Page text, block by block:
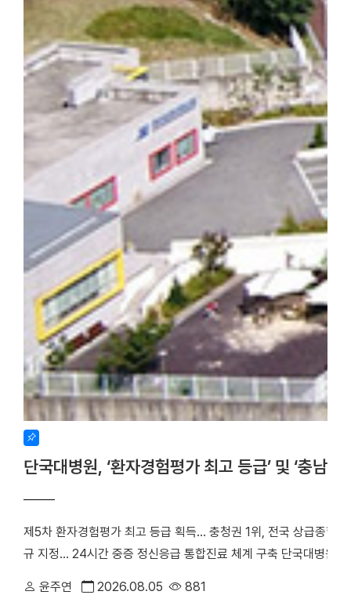
단국대병원, ‘환자경험평가 최고 등급’ 및 ‘충남
제5차 환자경험평가 최고 등급 획득… 충청권 1위, 전국 상급종합
규 지정… 24시간 중증 정신응급 통합진료 체계 구축 단국대병원(
윤주연 2026.08.05 881